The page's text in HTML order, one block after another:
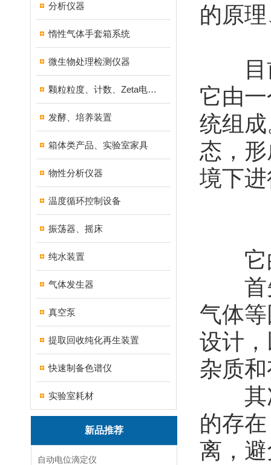
分析仪器
惰性气体手套箱系统
微生物处理检测仪器
颗粒粒度、计数、Zeta电位分析仪器
发酵、培养装置
箱体类产品、实验室家具
物性分析仪器
温度循环控制设备
振荡器、摇床
纯水装置
气体发生器
真空泵
提取回收纯化再生装置
快速制备色谱仪
实验室耗材
新品推荐
自动电位滴定仪
的原
目前
它由
统组
态，
境下
它
首先
气体
设计
杂质
其次
的存
离，